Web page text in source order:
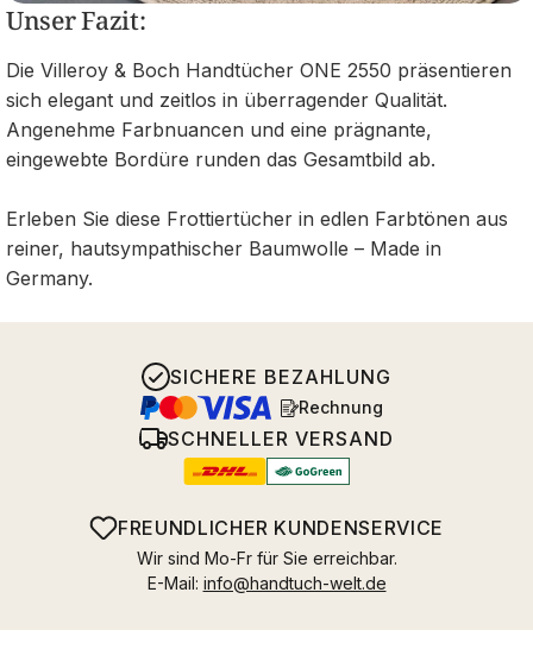
Unser Fazit:
Die Villeroy & Boch Handtücher ONE 2550 präsentieren
sich elegant und zeitlos in überragender Qualität.
Angenehme Farbnuancen und eine prägnante,
eingewebte Bordüre runden das Gesamtbild ab.
Erleben Sie diese Frottiertücher in edlen Farbtönen aus
reiner, hautsympathischer Baumwolle – Made in
Germany.
SICHERE BEZAHLUNG
Rechnung
SCHNELLER VERSAND
FREUNDLICHER KUNDENSERVICE
Wir sind Mo-Fr für Sie erreichbar.
E-Mail: info@handtuch-welt.de